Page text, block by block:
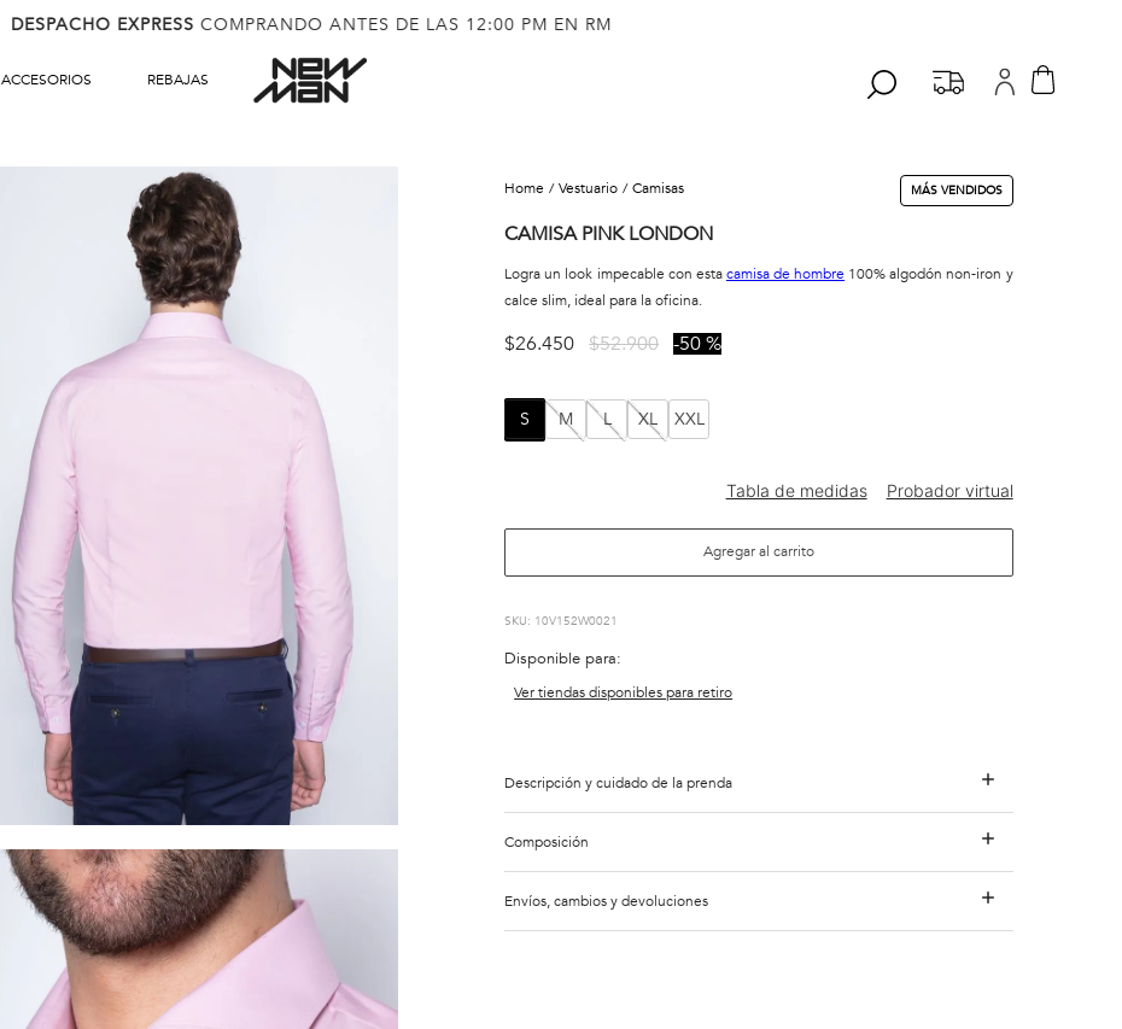
DESPACHO EXPRESS COMPRANDO ANTES DE LAS 12:00 PM EN RM
ACCESORIOS REBAJAS
vestuario camisas MÁS VENDIDOS
CAMISA PINK LONDON
Logra un look impecable con estacamisa de hombre 100% algodón non-iron y
calce slim, ideal para la oficina.
$26.450 $52.900 50 %
S M L XL XXL
Agregar al carrito
: 10V152W0021
Disponible para:
Ver tiendas disponibles para retiro
Descripción y cuidado de la prenda
Composición
Envíos, cambios y devoluciones